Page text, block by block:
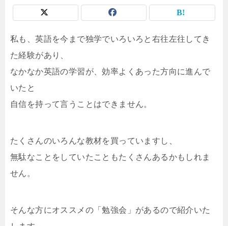
私も、英語を今まで独学でいろいろと右往左往してき
た経験があり、
なかなか英語の学習が、効率よくあった方向に進んで
いたと
自信を持って言うことはできません。
たくさんのいろんな教材を買っていますし、
無駄なことをしていたこともたくさんあるかもしれま
せん。
そんな方にオススメの「勉強会」があるので紹介いた